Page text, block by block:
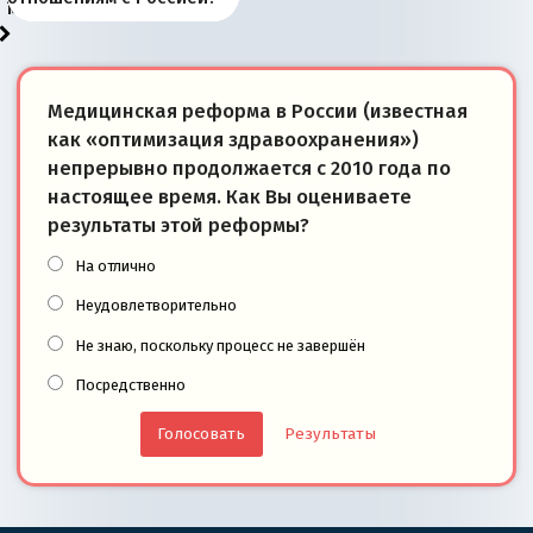
моря
победители
Медицинская реформа в России (известная
как «оптимизация здравоохранения»)
непрерывно продолжается с 2010 года по
настоящее время. Как Вы оцениваете
результаты этой реформы?
На отлично
Неудовлетворительно
Не знаю, поскольку процесс не завершён
Посредственно
Результаты